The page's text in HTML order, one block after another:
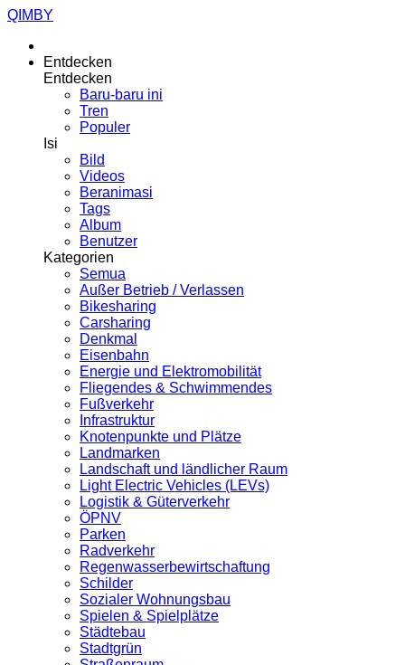
QIMBY
Entdecken
Entdecken
Baru-baru ini
Tren
Populer
Isi
Bild
Videos
Beranimasi
Tags
Album
Benutzer
Kategorien
Semua
Außer Betrieb / Verlassen
Bikesharing
Carsharing
Denkmal
Eisenbahn
Energie und Elektromobilität
Fliegendes & Schwimmendes
Fußverkehr
Infrastruktur
Knotenpunkte und Plätze
Landmarken
Landschaft und ländlicher Raum
Light Electric Vehicles (LEVs)
Logistik & Güterverkehr
ÖPNV
Parken
Radverkehr
Regenwasserbewirtschaftung
Schilder
Sozialer Wohnungsbau
Spielen & Spielplätze
Städtebau
Stadtgrün